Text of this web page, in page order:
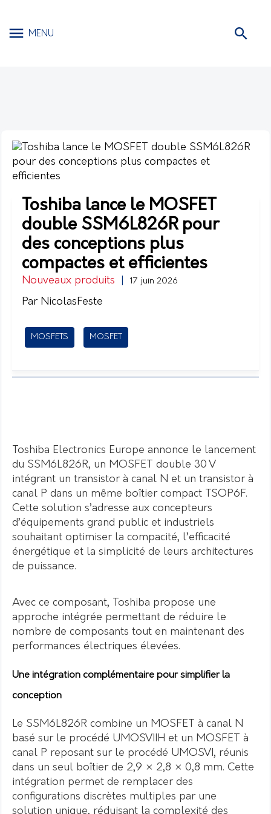
MENU
Toshiba lance le MOSFET
double SSM6L826R pour
des conceptions plus
compactes et efficientes
Nouveaux produits 17 juin 2026
Par NicolasFeste
MOSFETS MOSFET
Toshiba Electronics Europe annonce le lancement
du SSM6L826R, un MOSFET double 30 V
intégrant un transistor à canal N et un transistor à
canal P dans un même boîtier compact TSOP6F.
Cette solution s’adresse aux concepteurs
d’équipements grand public et industriels
souhaitant optimiser la compacité, l’efficacité
énergétique et la simplicité de leurs architectures
de puissance.
Avec ce composant, Toshiba propose une
approche intégrée permettant de réduire le
nombre de composants tout en maintenant des
performances électriques élevées.
Une intégration complémentaire pour simplifier la
conception
Le SSM6L826R combine un MOSFET à canal N
basé sur le procédé UMOSVIIH et un MOSFET à
canal P reposant sur le procédé UMOSVI, réunis
dans un seul boîtier de 2,9 × 2,8 × 0,8 mm. Cette
intégration permet de remplacer des
configurations discrètes multiples par une
solution unique, réduisant la complexité des